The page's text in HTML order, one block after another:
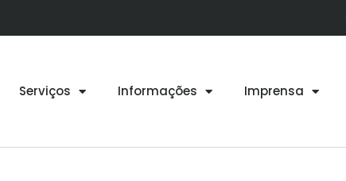
Serviços Informações Imprensa